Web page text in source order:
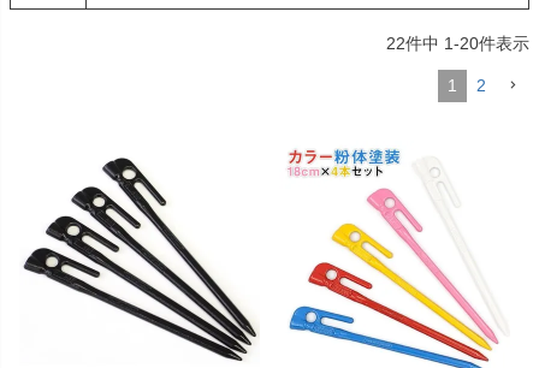
22件中 1-20件表示
1 2